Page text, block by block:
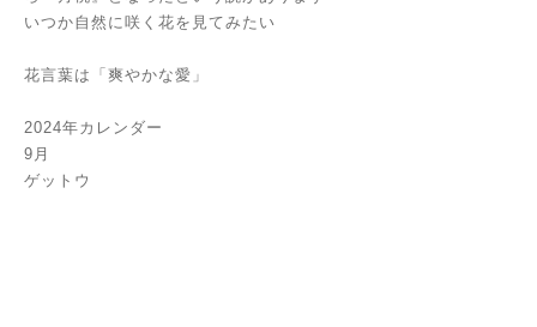
いつか自然に咲く花を見てみたい
花言葉は「爽やかな愛」
2024年カレンダー
9月
ゲットウ